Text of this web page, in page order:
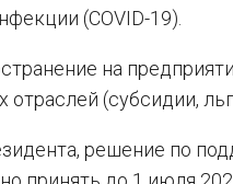
(COVID-19).
на
(субсидии,
решение по